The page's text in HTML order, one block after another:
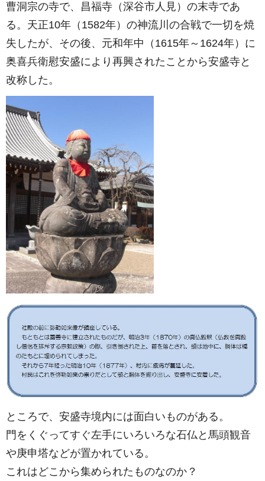
曹洞宗の寺で、昌福寺（深谷市人見）の末寺であ
る。天正10年（1582年）の神流川の合戦で一切を焼
失したが、その後、元和年中（1615年～1624年）に
奥喜兵衛慰安盛により再興されたことから安盛寺と
改称した。
ところで、安盛寺境内には面白いものがある。
門をくぐってすぐ左手にいろいろな石仏と馬頭観音
や庚申塔などが置かれている。
これはどこから集められたものなのか？